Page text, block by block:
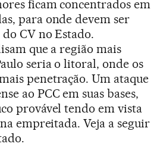
ficam concentrados em
para onde devem ser
CV no Estado.
que a região mais
seria o litoral, onde os
penetração. Um ataque
ao PCC em suas bases,
provável tendo em vista
empreitada. Veja a seguir